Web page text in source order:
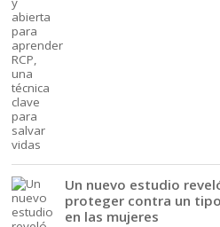
Un nuevo estudio
proteger contra un
en las mujeres